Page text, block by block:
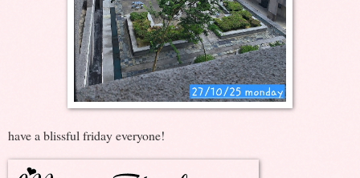
have a blissful friday everyone!